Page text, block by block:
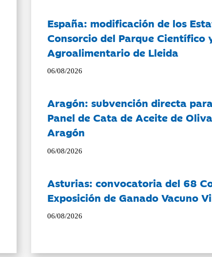
España: modificación de los
Consorcio del Parque Científico
Agroalimentario de Lleida
06/08/2026
Aragón: subvención directa
Panel de Cata de Aceite de
Aragón
06/08/2026
Asturias: convocatoria del 68
Exposición de Ganado Vacuno
06/08/2026